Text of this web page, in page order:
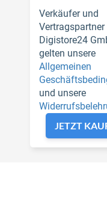
Verkäufer und
Digistore24
gelten unsere
Allgemeinen
und unsere
JETZT